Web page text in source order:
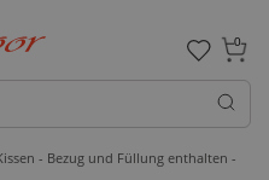
0
- Bezug und Füllung enthalten -